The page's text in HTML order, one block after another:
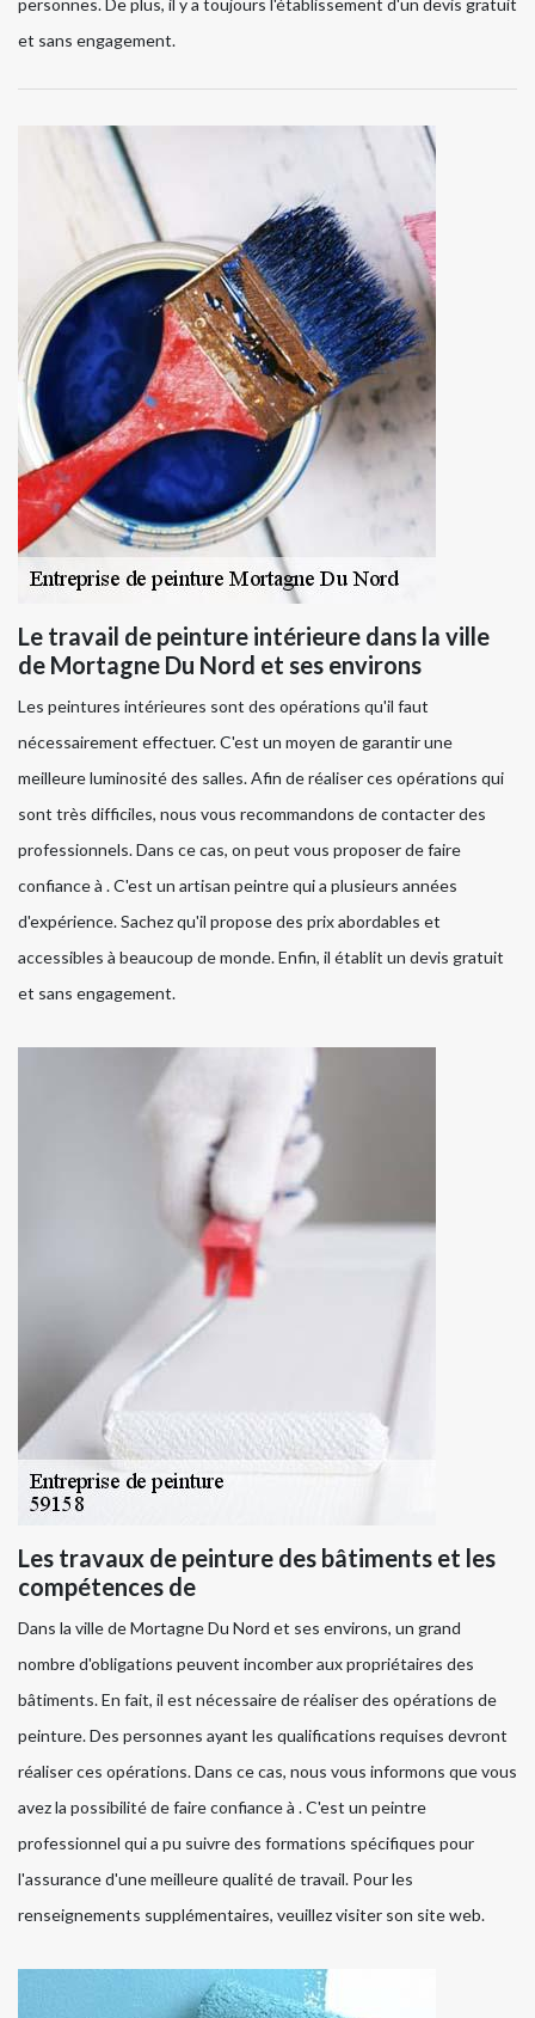
personnes. De plus, il y a toujours l'établissement d'un devis gratuit
et sans engagement.
Le travail de peinture intérieure dans la ville
de Mortagne Du Nord et ses environs
Les peintures intérieures sont des opérations qu'il faut
nécessairement effectuer. C'est un moyen de garantir une
meilleure luminosité des salles. Afin de réaliser ces opérations qui
sont très difficiles, nous vous recommandons de contacter des
professionnels. Dans ce cas, on peut vous proposer de faire
confiance à . C'est un artisan peintre qui a plusieurs années
d'expérience. Sachez qu'il propose des prix abordables et
accessibles à beaucoup de monde. Enfin, il établit un devis gratuit
et sans engagement.
Les travaux de peinture des bâtiments et les
compétences de
Dans la ville de Mortagne Du Nord et ses environs, un grand
nombre d'obligations peuvent incomber aux propriétaires des
bâtiments. En fait, il est nécessaire de réaliser des opérations de
peinture. Des personnes ayant les qualifications requises devront
réaliser ces opérations. Dans ce cas, nous vous informons que vous
avez la possibilité de faire confiance à . C'est un peintre
professionnel qui a pu suivre des formations spécifiques pour
l'assurance d'une meilleure qualité de travail. Pour les
renseignements supplémentaires, veuillez visiter son site web.